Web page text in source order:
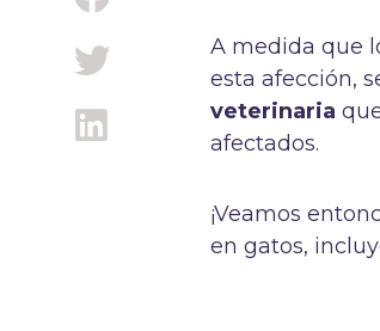
A medida que
esta afección,
veterinaria
afectados.
¡Veamos
en gatos,